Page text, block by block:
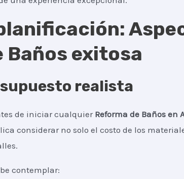
Baños exitosa
realista
de iniciar cualquier Reforma de Baños en
considerar no solo el costo de los
contemplar: